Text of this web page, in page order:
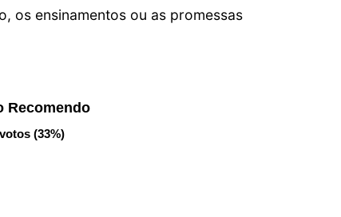
os ensinamentos ou as promessas
Recomendo
votos (33%)